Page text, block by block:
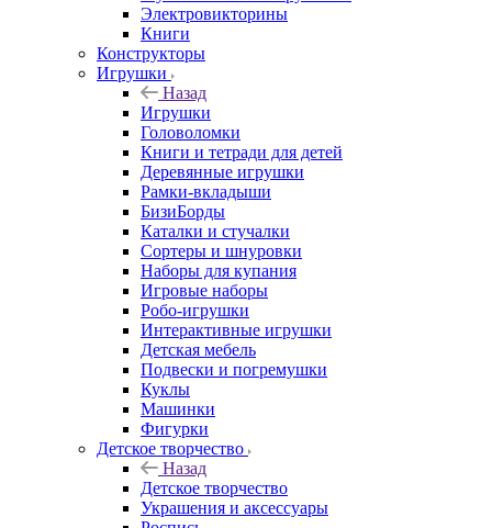
Электровикторины
Книги
Конструкторы
Игрушки
Назад
Игрушки
Головоломки
Книги и тетради для детей
Деревянные игрушки
Рамки-вкладыши
БизиБорды
Каталки и стучалки
Сортеры и шнуровки
Наборы для купания
Игровые наборы
Робо-игрушки
Интерактивные игрушки
Детская мебель
Подвески и погремушки
Куклы
Машинки
Фигурки
Детское творчество
Назад
Детское творчество
Украшения и аксессуары